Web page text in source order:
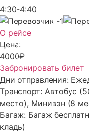
4:30-4:40
О рейсе
Цена:
4000₽
Забронировать билет
Дни отправления:
Транспорт: Автобус
место), Минивэн (8
Багаж: Багаж
кладь)